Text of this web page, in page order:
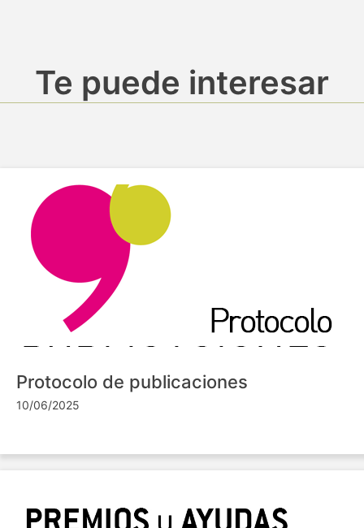
Te puede interesar
Protocolo de publicaciones
10/06/2025